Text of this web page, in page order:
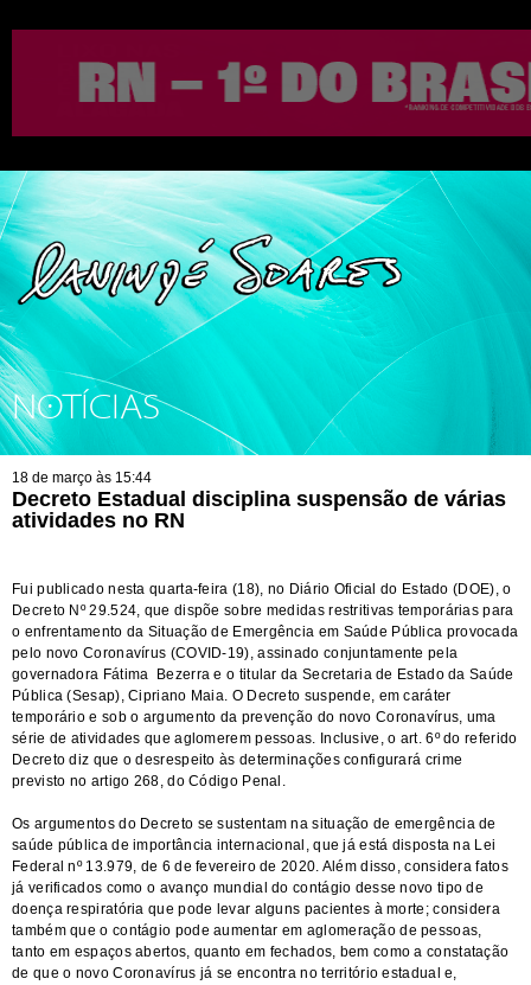
NOTÍCIAS
18 de março às 15:44
Decreto Estadual disciplina suspensão de várias
atividades no RN
Fui publicado nesta quarta-feira (18), no Diário Oficial do Estado (DOE), o
Decreto Nº 29.524, que dispõe sobre medidas restritivas temporárias para
o enfrentamento da Situação de Emergência em Saúde Pública provocada
pelo novo Coronavírus (COVID-19), assinado conjuntamente pela
governadora Fátima Bezerra e o titular da Secretaria de Estado da Saúde
Pública (Sesap), Cipriano Maia. O Decreto suspende, em caráter
temporário e sob o argumento da prevenção do novo Coronavírus, uma
série de atividades que aglomerem pessoas. Inclusive, o art. 6º do referido
Decreto diz que o desrespeito às determinações configurará crime
previsto no artigo 268, do Código Penal.
Os argumentos do Decreto se sustentam na situação de emergência de
saúde pública de importância internacional, que já está disposta na Lei
Federal nº 13.979, de 6 de fevereiro de 2020. Além disso, considera fatos
já verificados como o avanço mundial do contágio desse novo tipo de
doença respiratória que pode levar alguns pacientes à morte; considera
também que o contágio pode aumentar em aglomeração de pessoas,
tanto em espaços abertos, quanto em fechados, bem como a constatação
de que o novo Coronavírus já se encontra no território estadual e,